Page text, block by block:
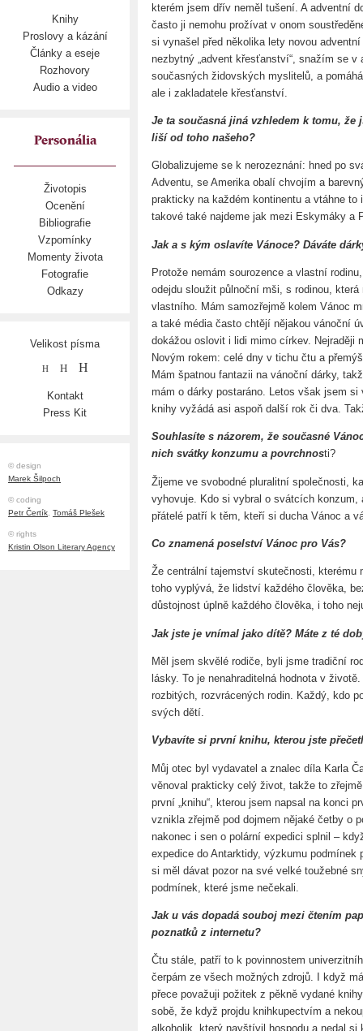
Knihy
Proslovy a kázání
Články a eseje
Rozhovory
Audio a video
Personália
Životopis
Ocenění
Bibliografie
Vzpomínky
Momenty života
Fotografie
Odkazy
Velikost písma
H H H
Kontakt
Press Kit
© design
Marek Šilpoch
© coding
Petr Čertík, Tomáš Plešek
© rights
Kristin Olson Literary Agency
kterém jsem dřív neměl tušení. A adventní
často ji nemohu prožívat v onom
si vynašel před několika lety novou
nezbytný „advent křesťanství“, snažím se
současných židovských myslitelů, a
ale i zakladatele křesťanství.
Je ta současná jiná vzhledem k tomu, že
liší od toho našeho?
Globalizujeme se k nerozeznání: hned po
Adventu, se Amerika obalí chvojím a
prakticky na každém kontinentu a vtáhne
takové také najdeme jak mezi Eskymáky a
Jak a s kým oslavíte Vánoce? Dáváte
Protože nemám sourozence a vlastní
odejdu sloužit půlnoční mši, s rodinou,
vlastního. Mám samozřejmě kolem Vánoc
a také média často chtějí nějakou vánoční
dokážou oslovit i lidi mimo církev. Nejraději
Novým rokem: celé dny v tichu čtu a
Mám špatnou fantazii na vánoční dárky,
mám o dárky postaráno. Letos však jsem
knihy vyžádá asi aspoň další rok či dva.
Souhlasíte s názorem, že současné
nich svátky konzumu a povrchnosti?
Žijeme ve svobodné pluralitní společnosti,
vyhovuje. Kdo si vybral o svátcích
přátelé patří k těm, kteří si ducha Vánoc a
Co znamená poselství Vánoc pro Vás?
Že centrální tajemství skutečnosti,
toho vyplývá, že lidství každého člověka,
důstojnost úplně každého člověka, i toho
Jak jste je vnímal jako dítě? Máte z té
Měl jsem skvělé rodiče, byli jsme tradiční
lásky. To je nenahraditelná hodnota v
rozbitých, rozvrácených rodin. Každý, kdo
svých dětí.
Vybavíte si první knihu, kterou jste
Můj otec byl vydavatel a znalec díla Karla
věnoval prakticky celý život, takže to
první „knihu“, kterou jsem napsal na konci
vznikla zřejmě pod dojmem nějaké četby o
nakonec i sen o polární expedici splnil –
expedice do Antarktidy, výzkumu
si měl dávat pozor na své velké toužebné
podmínek, které jsme nečekali.
Jak u vás dopadá souboj mezi čtením
poznatků z internetu?
Čtu stále, patří to k povinnostem
čerpám ze všech možných zdrojů. I když
přece považuji požitek z pěkně vydané
sobě, že když projdu knihkupectvím a
alkoholik, který navštívil hospodu a nedal